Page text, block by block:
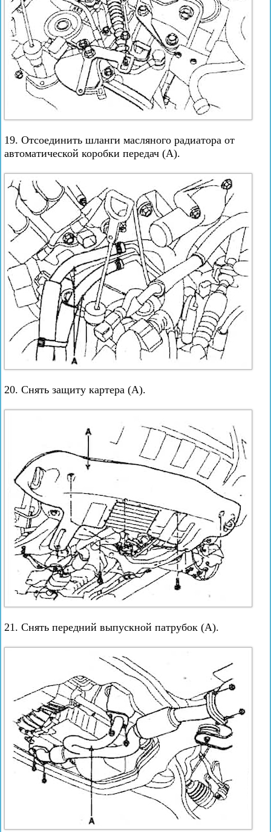
19. Отсоединить шланги масляного радиатора от
автоматической коробки передач (А).
20. Снять защиту картера (А).
21. Снять передний выпускной патрубок (А).